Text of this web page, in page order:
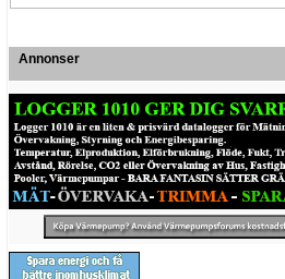
Annonser